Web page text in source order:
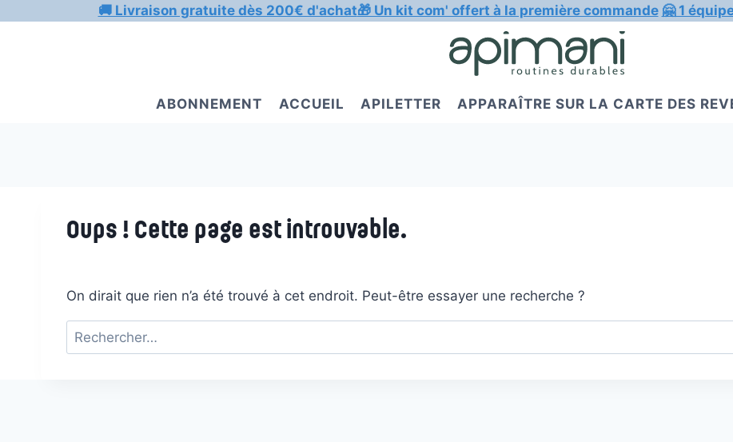
🚚 Livraison gratuite dès 200€ d'achat🎁 Un kit com' offert à la première commande 🤗 1
ABONNEMENT ACCUEIL APILETTER APPARAÎTRE SUR LA CARTE DES
Oups ! Cette page est introuvable.
On dirait que rien n’a été trouvé à cet endroit. Peut-être essayer une recherche ?
Rechercher :